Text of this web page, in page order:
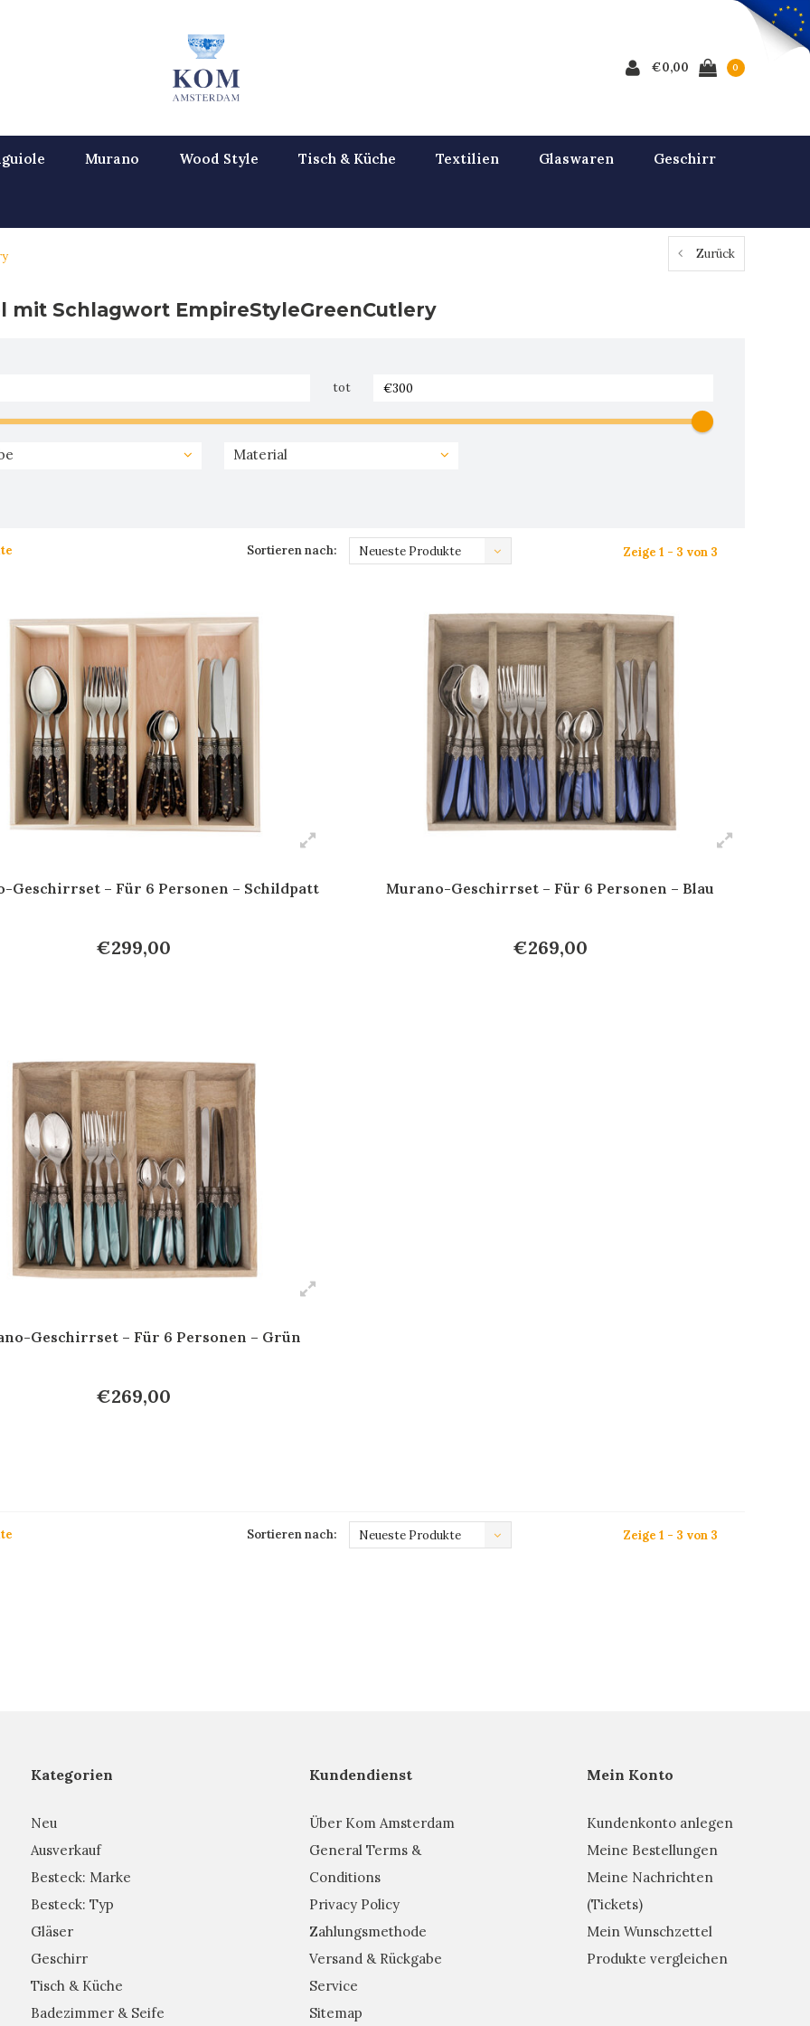
€0,00 0
Murano Wood Style Tisch & Küche Textilien Glaswaren Geschirr
Zurück
mit Schlagwort EmpireStyleGreenCutlery
tot
Material
Sortieren nach: Neueste Produkte Zeige 1 - 3 von 3
Geschirrset – Für 6 Personen – Schildpatt
€299,00
Murano-Geschirrset – Für 6 Personen – Blau
€269,00
Geschirrset – Für 6 Personen – Grün
€269,00
Sortieren nach: Neueste Produkte Zeige 1 - 3 von 3
Kategorien
Neu
Ausverkauf
Besteck: Marke
Besteck: Typ
Gläser
Geschirr
Tisch & Küche
Badezimmer & Seife
Kundendienst
Über Kom Amsterdam
General Terms &
Conditions
Privacy Policy
Zahlungsmethode
Versand & Rückgabe
Service
Sitemap
Mein Konto
Kundenkonto anlegen
Meine Bestellungen
Meine Nachrichten
(Tickets)
Mein Wunschzettel
Produkte vergleichen